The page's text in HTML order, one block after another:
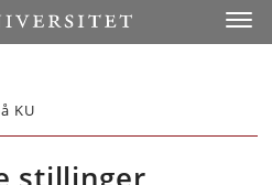
KU